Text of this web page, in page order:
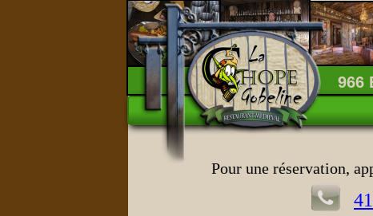
966
Pour une réservation,